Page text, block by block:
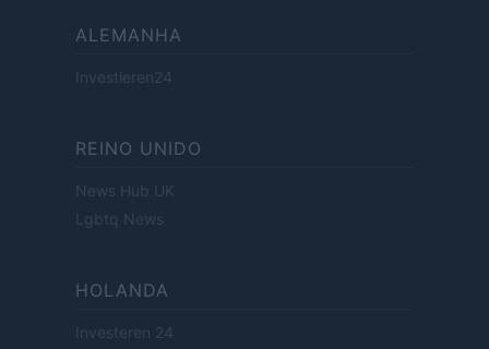
ALEMANHA
Investieren24
REINO UNIDO
News Hub UK
Lgbtq News
HOLANDA
Investeren 24